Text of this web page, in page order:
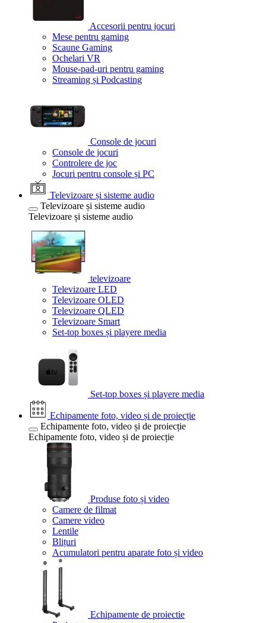
Accesorii pentru jocuri
Mese pentru gaming
Scaune Gaming
Ochelari VR
Mouse-pad-uri pentru gaming
Streaming și Podcasting
Console de jocuri
Console de jocuri
Controlere de joc
Jocuri pentru console și PC
Televizoare și sisteme audio
Televizoare și sisteme audio
Televizoare și sisteme audio
televizoare
Televizoare LED
Televizoare OLED
Televizoare QLED
Televizoare Smart
Set-top boxes și playere media
Set-top boxes și playere media
Echipamente foto, video și de proiecție
Echipamente foto, video și de proiecție
Echipamente foto, video și de proiecție
Produse foto și video
Camere de filmat
Camere video
Lentile
Blițuri
Acumulatori pentru aparate foto și video
Echipamente de proiectie